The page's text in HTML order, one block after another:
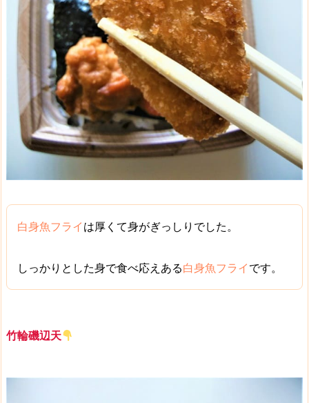
白身魚フライは厚くて身がぎっしりでした。
しっかりとした身で食べ応えある白身魚フライです。
竹輪磯辺天